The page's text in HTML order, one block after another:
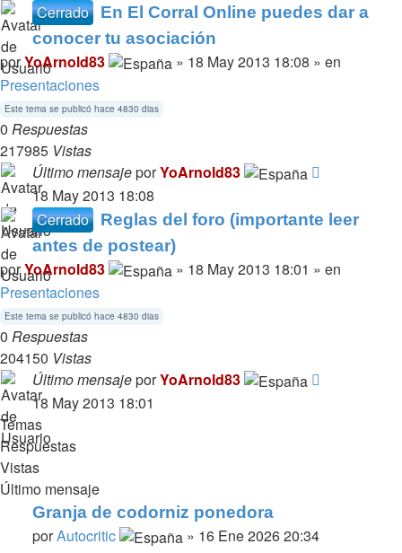
Cerrado
En El Corral Online puedes dar a
conocer tu asociación
porYoArnold83
» 18 May 2013 18:08 » en
Presentaciones
Este tema se publicó hace 4830 dias
0 Respuestas
217985 Vistas
Último mensajeporYoArnold83
18 May 2013 18:08
Cerrado
Reglas del foro (importante leer
antes de postear)
porYoArnold83
» 18 May 2013 18:01 » en
Presentaciones
Este tema se publicó hace 4830 dias
0 Respuestas
204150 Vistas
Último mensajeporYoArnold83
18 May 2013 18:01
Temas
Respuestas
Vistas
Último mensaje
Granja de codorniz ponedora
porAutocritic » 16 Ene 2026 20:34